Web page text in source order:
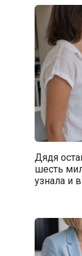
Дядя
шесть
узнала и